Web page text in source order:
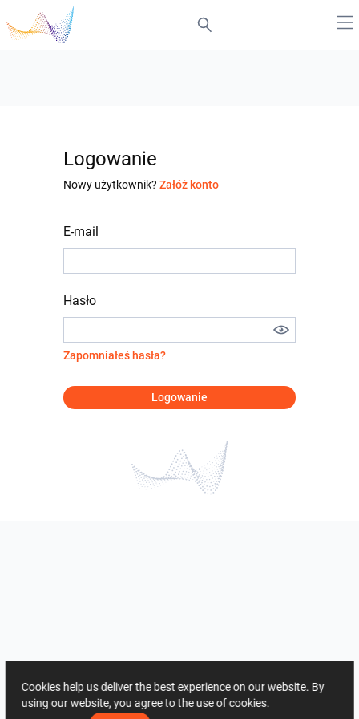
Logowanie
Nowy użytkownik? Załóż konto
E-mail
Hasło
Zapomniałeś hasła?
Logowanie
Cookies help us deliver the best experience on our website. By
using our website, you agree to the use of cookies.